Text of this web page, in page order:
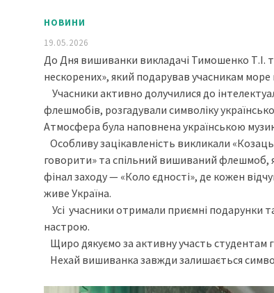
НОВИНИ
19.05.2026
До Дня вишиванки викладачі Тимошенко Т.І.
нескорених», який подарував учасникам
Учасники активно долучилися до
флешмобів, розгадували символіку
Атмосфера була наповнена українською
Особливу зацікавленість викликали
говорити» та спільний вишиваний флешмоб,
фінал заходу — «Коло єдності», де кожен
живе Україна.
Усі учасники отримали приємні подарунки
настрою.
Щиро дякуємо за активну участь студентам
Нехай вишиванка завжди залишається